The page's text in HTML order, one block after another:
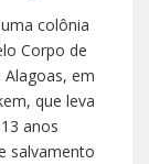
colônia
Corpo de
em
que leva
anos
salvamento